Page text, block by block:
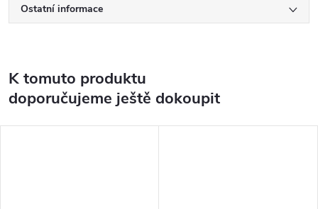
Ostatní informace
K tomuto produktu
doporučujeme ještě dokoupit